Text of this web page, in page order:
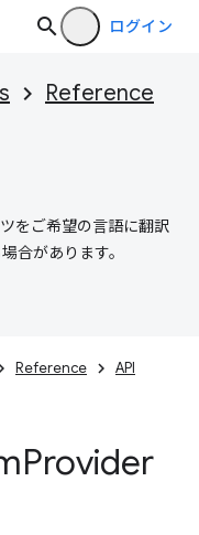
ログイン
Reference
をご希望の言語に翻訳
合があります。
Reference API
Provider